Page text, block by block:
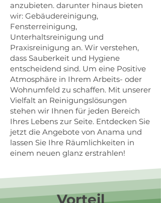
anzubieten. darunter hinaus bieten
wir: Gebäudereinigung,
Fensterreinigung,
Unterhaltsreinigung und
Praxisreinigung an. Wir verstehen,
dass Sauberkeit und Hygiene
entscheidend sind. Um eine Positive
Atmosphäre in Ihrem Arbeits- oder
Wohnumfeld zu schaffen. Mit unserer
Vielfalt an Reinigungslösungen
stehen wir Ihnen für jeden Bereich
Ihres Lebens zur Seite. Entdecken Sie
jetzt die Angebote von Anama und
lassen Sie Ihre Räumlichkeiten in
einem neuen glanz erstrahlen!
Vorteil